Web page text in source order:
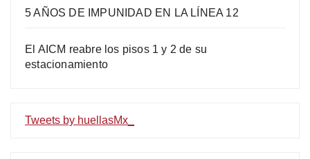
5 AÑOS DE IMPUNIDAD EN LA LÍNEA 12
El AICM reabre los pisos 1 y 2 de su
estacionamiento
Tweets by huellasMx_